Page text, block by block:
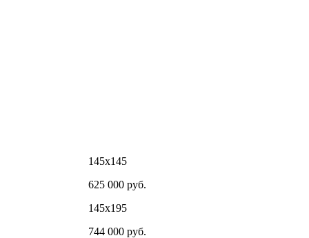
145х145
625 000 руб.
145х195
744 000 руб.